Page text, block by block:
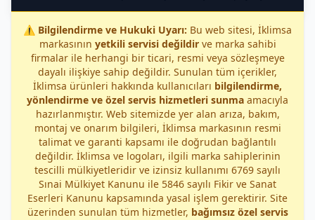
⚠️ Bilgilendirme ve Hukuki Uyarı: Bu web sitesi, İklimsa
markasının yetkili servisi değildirve marka sahibi
firmalar ile herhangi bir ticari, resmi veya sözleşmeye
dayalı ilişkiye sahip değildir. Sunulan tüm içerikler,
İklimsa ürünleri hakkında kullanıcıları bilgilendirme,
yönlendirme ve özel servis hizmetleri sunma amacıyla
hazırlanmıştır. Web sitemizde yer alan arıza, bakım,
montaj ve onarım bilgileri, İklimsa markasının resmi
talimat ve garanti kapsamı ile doğrudan bağlantılı
değildir. İklimsa ve logoları, ilgili marka sahiplerinin
tescilli mülkiyetleridir ve izinsiz kullanımı 6769 sayılı
Sınai Mülkiyet Kanunu ile 5846 sayılı Fikir ve Sanat
Eserleri Kanunu kapsamında yasal işlem gerektirir. Site
üzerinden sunulan tüm hizmetler, bağımsız özel servis